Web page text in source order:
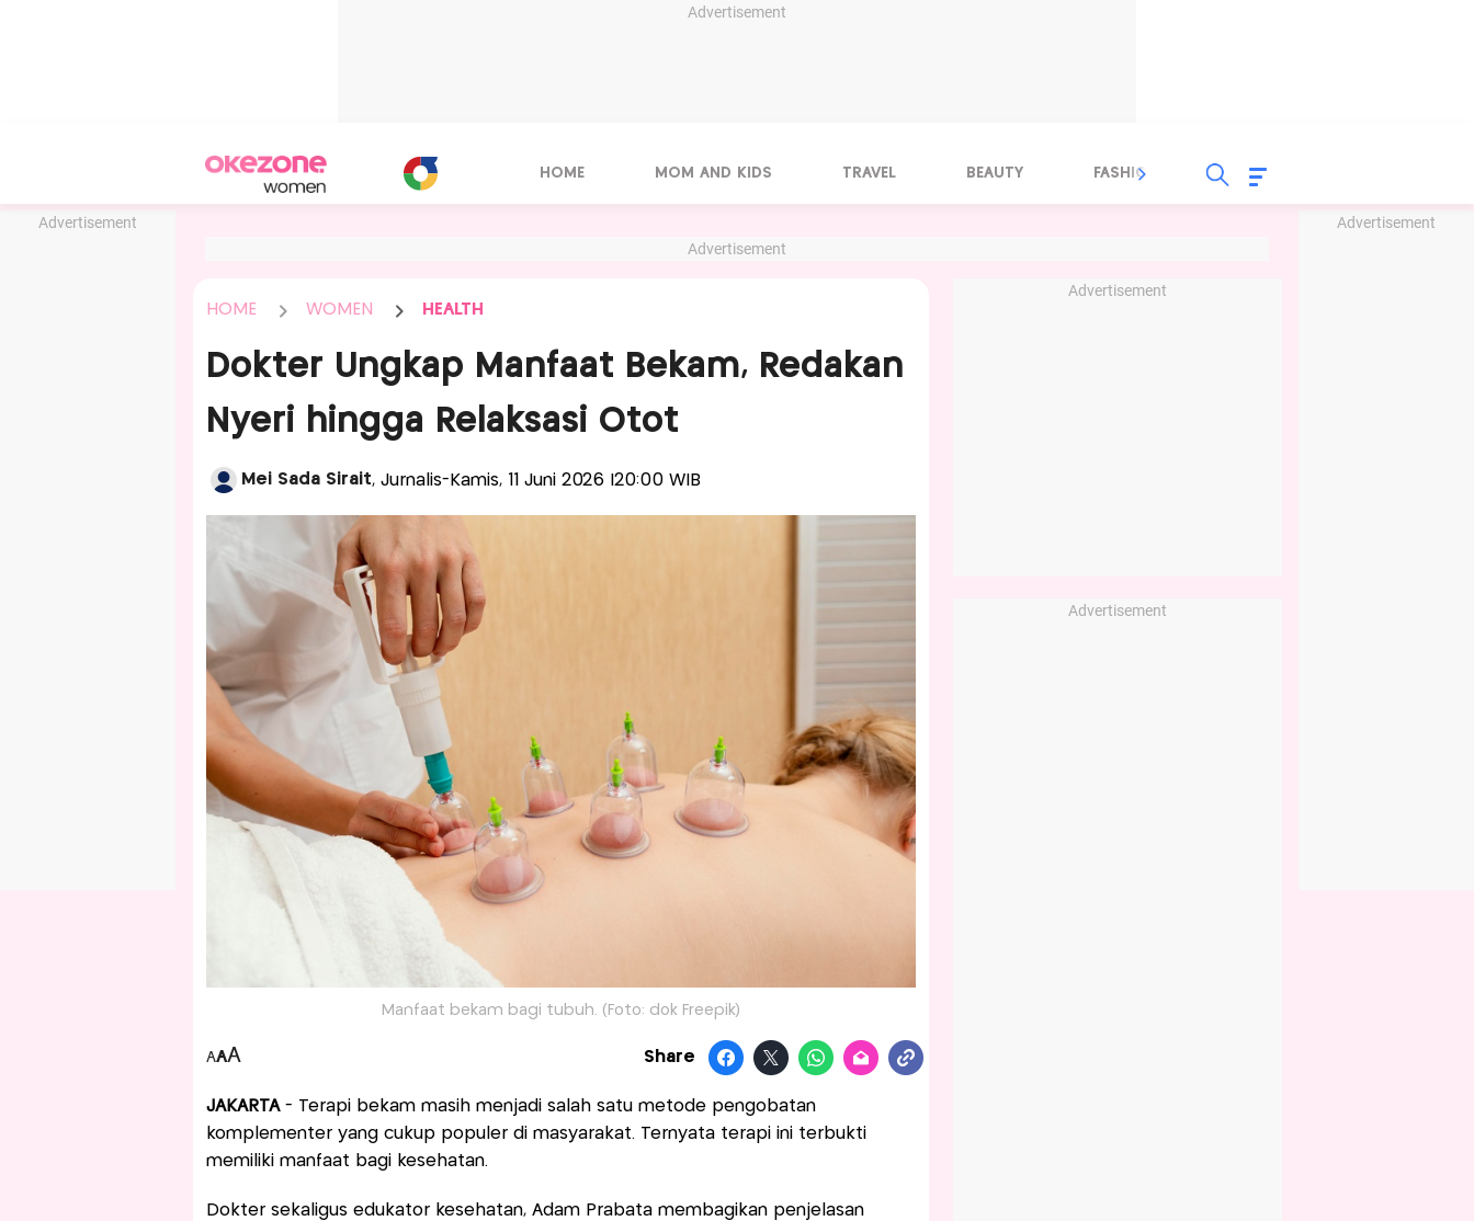
Advertisement
Advertisement Advertisement
HOME MOM AND KIDS TRAVEL BEAUTY FASHION FOOD
Advertisement
HOME WOMEN HEALTH
Dokter Ungkap Manfaat Bekam, Redakan
Nyeri hingga Relaksasi Otot
Mei Sada Sirait, Jurnalis-Kamis, 11 Juni 2026 |20:00 WIB
Manfaat bekam bagi tubuh. (Foto: dok Freepik)
AAA Share
JAKARTA- Terapi bekam masih menjadi salah satu metode pengobatan
komplementer yang cukup populer di masyarakat. Ternyata terapi ini terbukti
memiliki manfaat bagi kesehatan.
Dokter sekaligus edukator kesehatan, Adam Prabata membagikan penjelasan
Advertisement
Advertisement